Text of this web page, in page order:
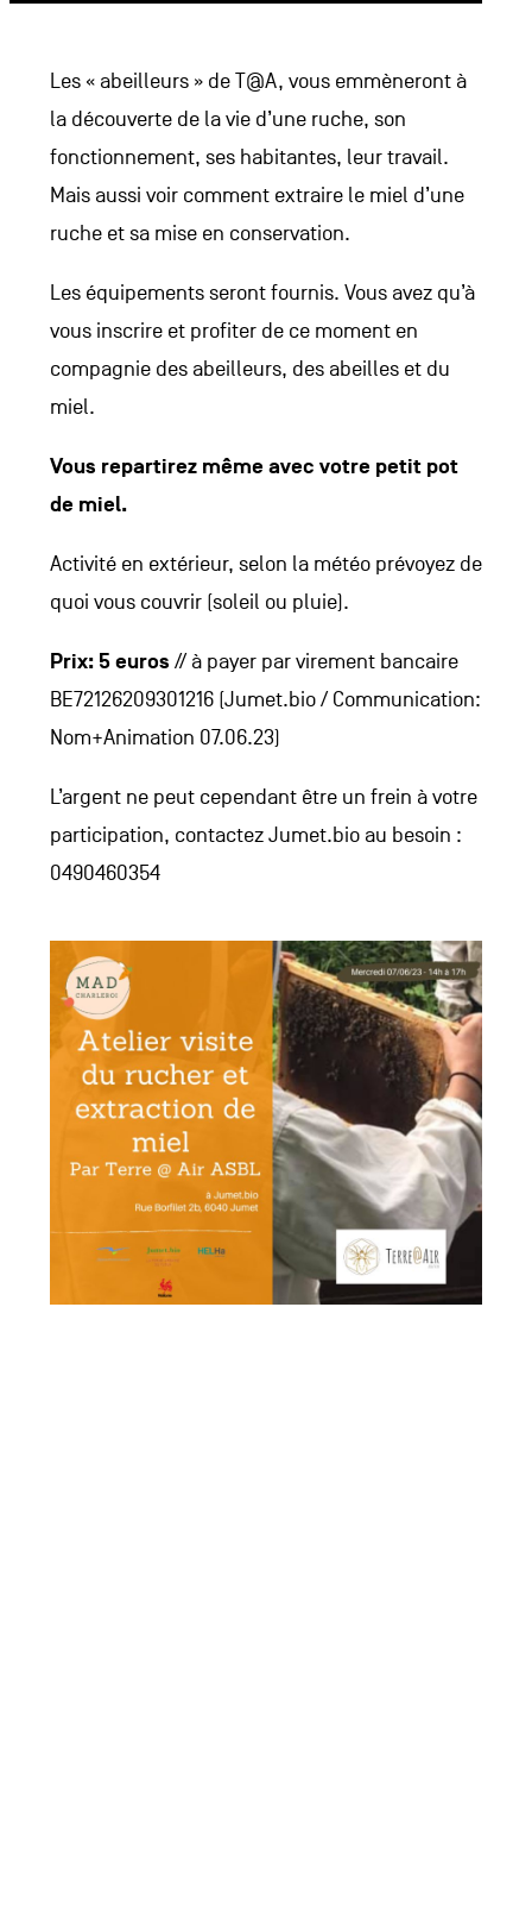
Les « abeilleurs » de T@A, vous emmèneront à
la découverte de la vie d’une ruche, son
fonctionnement, ses habitantes, leur travail.
Mais aussi voir comment extraire le miel d’une
ruche et sa mise en conservation.
Les équipements seront fournis. Vous avez qu’à
vous inscrire et profiter de ce moment en
compagnie des abeilleurs, des abeilles et du
miel.
Vous repartirez même avec votre petit pot
de miel.
Activité en extérieur, selon la météo prévoyez de
quoi vous couvrir (soleil ou pluie).
Prix: 5 euros // à payer par virement bancaire
BE72126209301216 (Jumet.bio / Communication:
Nom+Animation 07.06.23)
L’argent ne peut cependant être un frein à votre
participation, contactez Jumet.bio au besoin :
0490460354